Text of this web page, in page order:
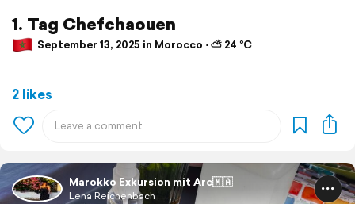
1. Tag Chefchaouen
September 13, 2025 in Morocco ⋅ ⛅ 24 °C
2 likes
Marokko Exkursion mit Arc🇲🇦
Lena Reichenbach